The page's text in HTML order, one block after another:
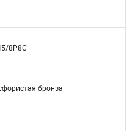
8P8C
бронза